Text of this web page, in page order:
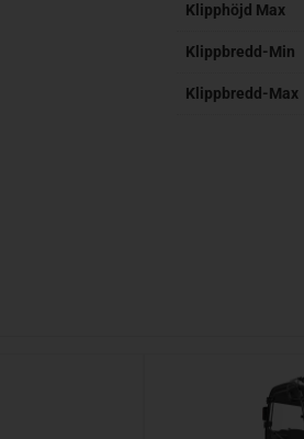
Klipphöjd Max
Klippbredd-Min
Klippbredd-Max